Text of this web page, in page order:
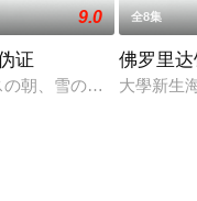
田镰作执导，唐泽寿明
9.0
证
の朝、雪の積もった校庭
全8集
佛罗里
大學新生